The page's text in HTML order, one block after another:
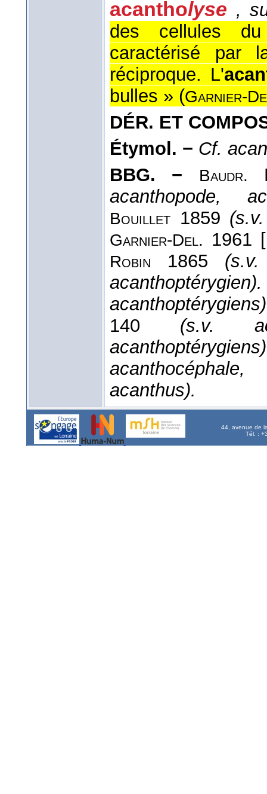
acantholyse ,
des cellules
caractérisé par
réciproque. L'
bulles » (Garnier-
DÉR. ET
Étymol. − Cf.
BBG. −
Baudr.
acanthopode,
Bouillet 1859
Garnier-Del. 1961
Robin 1865
acanthoptérygien).
140 (s.v.
acanthus).
44, avenue de
Tél. :